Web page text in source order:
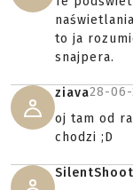
to ja
snajpera.
ziava28-06-
oj tam od
chodzi ;D